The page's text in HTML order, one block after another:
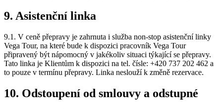
9. Asistenční linka
9.1. V ceně přepravy je zahrnuta i služba non-stop asistenční linky
Vega Tour, na které bude k dispozici pracovník Vega Tour
připravený být nápomocný v jakékoliv situaci týkající se přepravy.
Tato linka je Klientům k dispozici na tel. čísle: +420 737 202 462 a
to pouze v termínu přepravy. Linka neslouží k změně rezervace.
10. Odstoupení od smlouvy a odstupné